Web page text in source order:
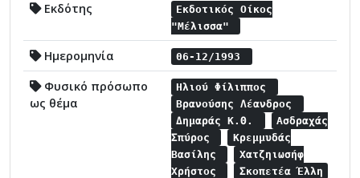
Εκδότης
Εκδοτικός Οίκος
"Μέλισσα"
Ημερομηνία 06-12/1993
Φυσικό πρόσωπο
ως θέμα
Ηλιού Φίλιππος
Βρανούσης Λέανδρος
Δημαράς Κ.Θ.
Ασδραχάς
Σπύρος
Κρεμμυδάς
Βασίλης
Χατζηιωσήφ
Χρήστος
Σκοπετέα Έλλη